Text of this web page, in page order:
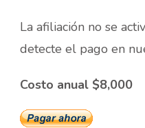
La afiliación no se
detecte el pago en
Costo anual $8,000